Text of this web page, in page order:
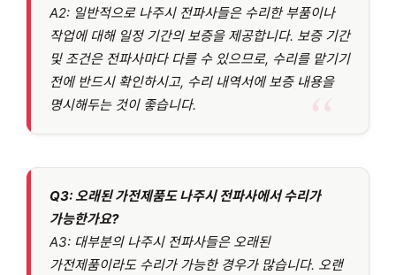
A2: 일반적으로 나주시 전파사들은 수리한 부품이나
작업에 대해 일정 기간의 보증을 제공합니다. 보증 기간
및 조건은 전파사마다 다를 수 있으므로, 수리를 맡기기
전에 반드시 확인하시고, 수리 내역서에 보증 내용을
명시해두는 것이 좋습니다.
Q3: 오래된 가전제품도 나주시 전파사에서 수리가
가능한가요?
A3: 대부분의 나주시 전파사들은 오래된
가전제품이라도 수리가 가능한 경우가 많습니다. 오랜